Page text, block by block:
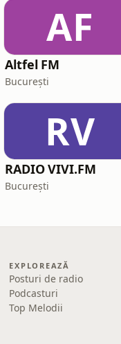
AF
Altfel FM
București
RV
RADIO VIVI.FM
București
EXPLOREAZĂ
Posturi de radio
Podcasturi
Top Melodii